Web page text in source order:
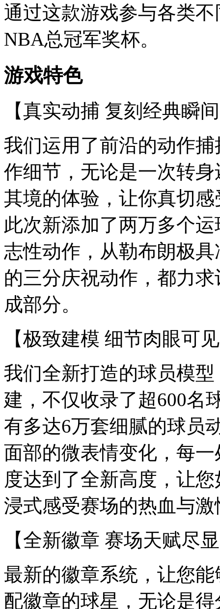
通过这款游戏参与各类
NBA总冠军奖杯。
游戏特色
【真实动捕 复刻经典瞬
我们运用了前沿的动作
作细节，无论是一次转
其境的体验，让你真切
此次新添加了两万多个
志性动作，从勒布朗极
的三分庆祝动作，都力
成部分。
【极致建模 细节肉眼可
我们全新打造的球员模
建，不仅收录了超600名
有多达6万套细腻的球员
面部的微表情变化，每
度达到了全新高度，让
浸式感受赛场的热血与激
【全新徽章 赛场天赋尽
最新的徽章系统，让您
配徽章的球星，无论是